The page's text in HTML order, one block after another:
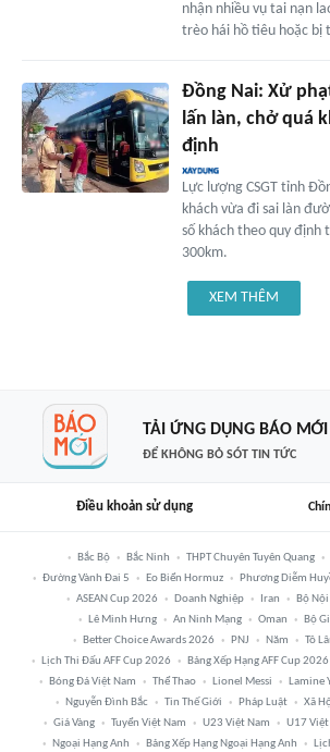
nhận nhiều vụ tai nạn
trèo hái hồ tiêu hoặc bị
Đồng Nai: Xử
lấn làn, chở quá
định
Lực lượng CSGT tỉnh
khách vừa đi sai làn
số khách theo quy định
300km.
XEM THÊM
TẢI ỨNG DỤNG BÁO MỚI
ĐỂ KHÔNG BỎ SÓT TIN TỨC
Điều khoản sử dụng
Bắc Bộ Bắc Ninh THPT Chuyên Tuyên Quang
Đường Vành Đai 5
Eo Biển Hormuz Phương Diễm
ASEAN Cup 2026
Doanh Nghiệp Iran Bộ Nội
Lê Minh Hưng
An Ninh Mạng Oman
Bộ
Better Choice Awards 2026
PNJ Năm Tô
Lịch Thi Đấu AFF Cup 2026
Bảng Xếp Hạng AFF Cup 2026
Bóng Đá Việt Nam
Thể Thao Lionel Messi Lamine
Nguyễn Đình Bắc
Tin Thế Giới Pháp Luật Xã
Giá Vàng
Tuyển Việt Nam U23 Việt Nam U17 Việt
Ngoại Hạng Anh
Bảng Xếp Hạng Ngoại Hạng Anh